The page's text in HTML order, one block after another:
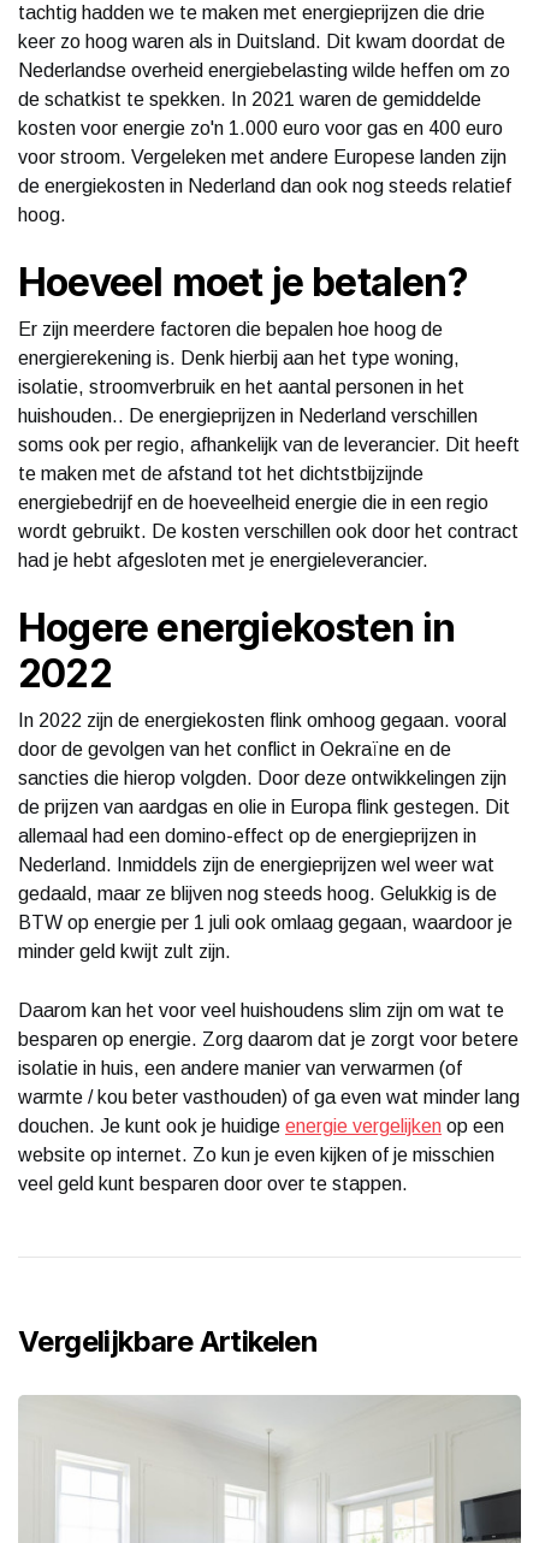
tachtig hadden we te maken met energieprijzen die drie
keer zo hoog waren als in Duitsland. Dit kwam doordat de
Nederlandse overheid energiebelasting wilde heffen om zo
de schatkist te spekken. In 2021 waren de gemiddelde
kosten voor energie zo'n 1.000 euro voor gas en 400 euro
voor stroom. Vergeleken met andere Europese landen zijn
de energiekosten in Nederland dan ook nog steeds relatief
hoog.
Hoeveel moet je betalen?
Er zijn meerdere factoren die bepalen hoe hoog de
energierekening is. Denk hierbij aan het type woning,
isolatie, stroomverbruik en het aantal personen in het
huishouden.. De energieprijzen in Nederland verschillen
soms ook per regio, afhankelijk van de leverancier. Dit heeft
te maken met de afstand tot het dichtstbijzijnde
energiebedrijf en de hoeveelheid energie die in een regio
wordt gebruikt. De kosten verschillen ook door het contract
had je hebt afgesloten met je energieleverancier.
Hogere energiekosten in
2022
In 2022 zijn de energiekosten flink omhoog gegaan. vooral
door de gevolgen van het conflict in Oekraïne en de
sancties die hierop volgden. Door deze ontwikkelingen zijn
de prijzen van aardgas en olie in Europa flink gestegen. Dit
allemaal had een domino-effect op de energieprijzen in
Nederland. Inmiddels zijn de energieprijzen wel weer wat
gedaald, maar ze blijven nog steeds hoog. Gelukkig is de
BTW op energie per 1 juli ook omlaag gegaan, waardoor je
minder geld kwijt zult zijn.
Daarom kan het voor veel huishoudens slim zijn om wat te
besparen op energie. Zorg daarom dat je zorgt voor betere
isolatie in huis, een andere manier van verwarmen (of
warmte / kou beter vasthouden) of ga even wat minder lang
douchen. Je kunt ook je huidige energie vergelijken op een
website op internet. Zo kun je even kijken of je misschien
veel geld kunt besparen door over te stappen.
Vergelijkbare Artikelen